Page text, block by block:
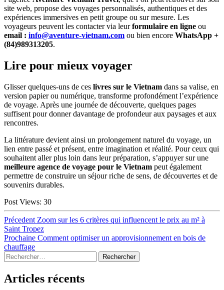
site web, propose des voyages personnalisés, authentiques et des
expériences immersives en petit groupe ou sur mesure. Les
voyageurs peuvent les contacter via leurformulaire en ligne ou
email : info@aventure-vietnam.com ou bien encore WhatsApp +
(84)989313205.
Lire pour mieux voyager
Glisser quelques-uns de ces livres sur le Vietnam dans sa valise, en
version papier ou numérique, transforme profondément l’expérience
de voyage. Après une journée de découverte, quelques pages
suffisent pour donner davantage de profondeur aux paysages et aux
rencontres.
La littérature devient ainsi un prolongement naturel du voyage, un
lien entre passé et présent, entre imagination et réalité. Pour ceux qui
souhaitent aller plus loin dans leur préparation, s’appuyer sur une
meilleure agence de voyage pour le Vietnam peut également
permettre de construire un séjour riche de sens, de découvertes et de
souvenirs durables.
Post Views: 30
Navigation
de
l’article
Précedent Article
précédent :
Zoom sur les 6 critères qui influencent le prix au m² à
Saint Tropez
Prochaine Article
Comment optimiser un approvisionnement en bois de
chauffage
Sidebar
Rechercher :
Articles récents